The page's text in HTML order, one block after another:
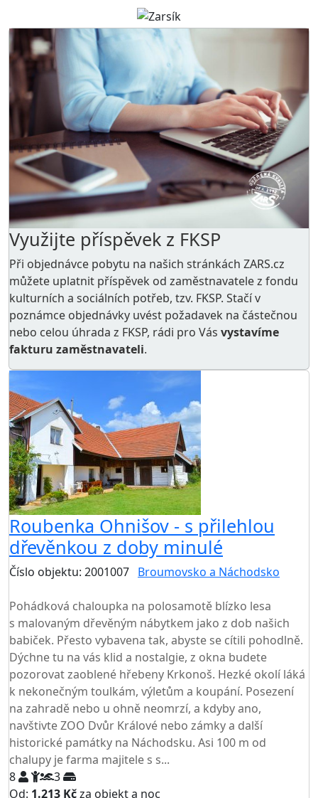
Využijte příspěvek z FKSP
Při objednávce pobytu na našich stránkách ZARS.cz
můžete uplatnit příspěvek od zaměstnavatele z fondu
kulturních a sociálních potřeb, tzv. FKSP. Stačí v
poznámce objednávky uvést požadavek na částečnou
nebo celou úhrada z FKSP, rádi pro Vás vystavíme
fakturu zaměstnavateli.
Roubenka Ohnišov - s přilehlou
dřevěnkou z doby minulé
Číslo objektu: 2001007 Broumovsko a Náchodsko
Pohádková chaloupka na polosamotě blízko lesa
s malovaným dřevěným nábytkem jako z dob našich
babiček. Přesto vybavena tak, abyste se cítili pohodlně.
Dýchne tu na vás klid a nostalgie, z okna budete
pozorovat zaoblené hřebeny Krkonoš. Hezké okolí láká
k nekonečným toulkám, výletům a koupání. Posezení
na zahradě nebo u ohně neomrzí, a kdyby ano,
navštivte ZOO Dvůr Králové nebo zámky a další
historické památky na Náchodsku. Asi 100 m od
chalupy je farma majitele s s...
8
3
Od: 1.213 Kčza objekt a noc